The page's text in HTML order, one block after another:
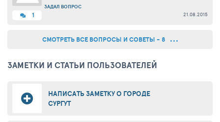
21.08.2015
ЗАДАЛ ВОПРОС
1
СМОТРЕТЬ ВСЕ ВОПРОСЫ И СОВЕТЫ - 8
ЗАМЕТКИ И СТАТЬИ ПОЛЬЗОВАТЕЛЕЙ
НАПИСАТЬ ЗАМЕТКУ О ГОРОДЕ
СУРГУТ